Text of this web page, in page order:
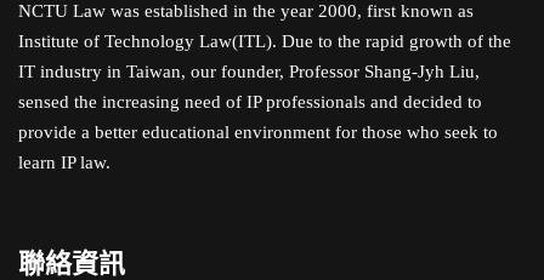
NCTU Law was established in the year 2000, first known as
Institute of Technology Law(ITL). Due to the rapid growth of the
IT industry in Taiwan, our founder, Professor Shang-Jyh Liu,
sensed the increasing need of IP professionals and decided to
provide a better educational environment for those who seek to
learn IP law.
聯絡資訊